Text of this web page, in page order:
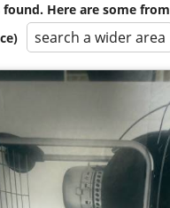
Here are some
search a wider area